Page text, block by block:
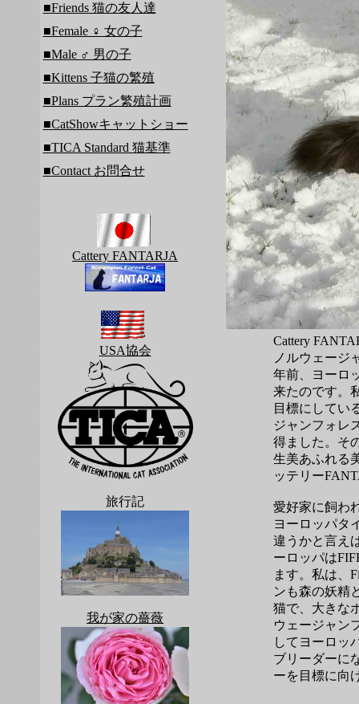
■Friends 猫の友人達
■Female ♀ 女の子
■Male ♂ 男の子
■Kittens 子猫の繁殖
■Plans プラン繁殖計画
■CatShowキャットショー
■TICA Standard 猫基準
■Contact お問合せ
Cattery FANTARJA
USA協会
旅行記
我が家の薔薇
Cattery
ノルウェージ
年前、ヨーロ
来たのです。
目標にしてい
ジャンフォレ
得ました。そ
生美あふれる
ッテリー
愛好家に飼わ
ヨーロッパタ
違うかと言え
ーロッパは
ます。私は、
ンも森の妖精
猫で、大きな
ウェージャン
してヨーロッ
ブリーダーに
ーを目標に向